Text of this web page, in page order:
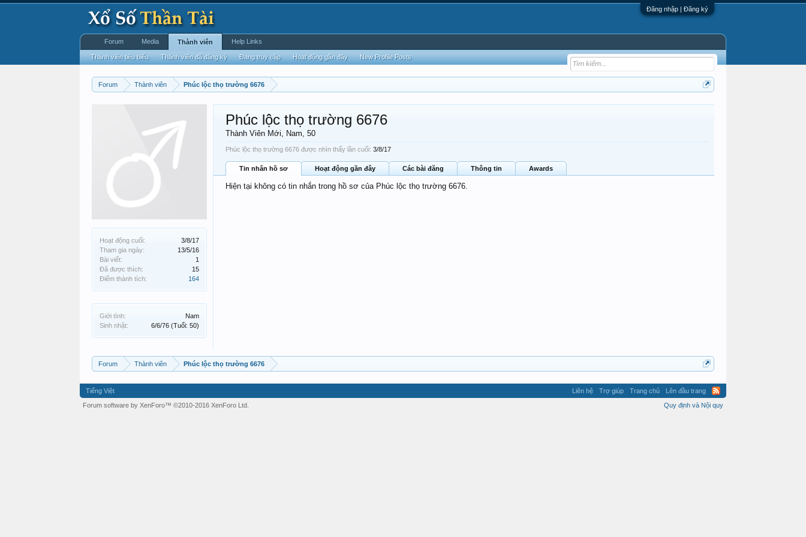
Đăng nhập | Đăng ký
Forum Thành viên Phúc lộc thọ trường 6676
Hoạt động cuối:
3/8/17
Tham gia ngày:
13/5/16
Bài viết:
1
Đã được thích:
15
Điểm thành tích:
164
Giới tính:
Nam
Sinh nhật:
6/6/76 (Tuổi: 50)
Phúc lộc thọ trường 6676
Thành Viên Mới, Nam, 50
Phúc lộc thọ trường 6676 được nhìn thấy lần cuối: 3/8/17
Tin nhắn hồ sơ Hoạt động gần đây Các bài đăng Thông tin Awards
Hiện tại không có tin nhắn trong hồ sơ của Phúc lộc thọ trường 6676.
Forum Thành viên Phúc lộc thọ trường 6676
Forum Media Thành viên
Thành viên tiêu biểu Thành viên đã đăng ký Đang truy cập Hoạt động gần đây New Profile Posts
Help Links
Tiếng Việt Liên hệ Trợ giúp Trang chủ
Lên đầu trang
Quy định và Nội quy
Forum software by XenForo™ ©2010-2016 XenForo Ltd.